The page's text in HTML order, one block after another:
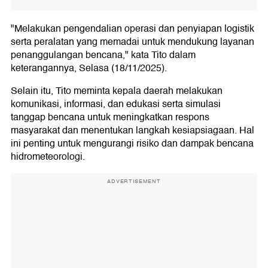
"Melakukan pengendalian operasi dan penyiapan logistik
serta peralatan yang memadai untuk mendukung layanan
penanggulangan bencana," kata Tito dalam
keterangannya, Selasa (18/11/2025).
Selain itu, Tito meminta kepala daerah melakukan
komunikasi, informasi, dan edukasi serta simulasi
tanggap bencana untuk meningkatkan respons
masyarakat dan menentukan langkah kesiapsiagaan. Hal
ini penting untuk mengurangi risiko dan dampak bencana
hidrometeorologi.
ADVERTISEMENT